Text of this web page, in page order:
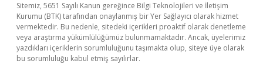
Sitemiz, 5651 Sayılı Kanun gereğince Bilgi Teknolojileri ve İletişim
Kurumu (BTK) tarafından onaylanmış bir Yer Sağlayıcı olarak hizmet
vermektedir. Bu nedenle, sitedeki içerikleri proaktif olarak denetleme
veya araştırma yükümlülüğümüz bulunmamaktadır. Ancak, üyelerimiz
yazdıkları içeriklerin sorumluluğunu taşımakta olup, siteye üye olarak
bu sorumluluğu kabul etmiş sayılırlar.